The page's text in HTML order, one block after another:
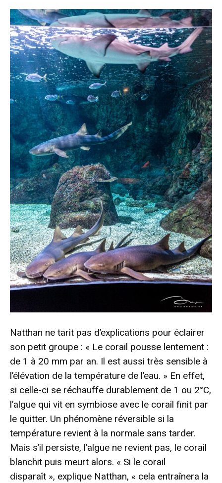
Natthan ne tarit pas d’explications pour éclairer
son petit groupe : « Le corail pousse lentement :
de 1 à 20 mm par an. Il est aussi très sensible à
l’élévation de la température de l’eau. » En effet,
si celle-ci se réchauffe durablement de 1 ou 2°C,
l’algue qui vit en symbiose avec le corail finit par
le quitter. Un phénomène réversible si la
température revient à la normale sans tarder.
Mais s’il persiste, l’algue ne revient pas, le corail
blanchit puis meurt alors. « Si le corail
disparaît », explique Natthan, « cela entraînera la